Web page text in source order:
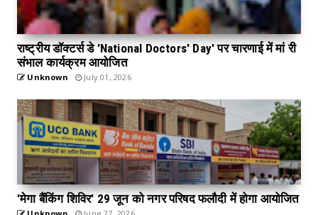
राष्ट्रीय डॉक्टर्स डे 'National Doctors' Day' पर चारणाई में मां री
संभाल कार्यक्रम आयोजित
Unknown July 01, 2026
'मेगा बैंकिंग शिविर' 29 जून को नगर परिषद फलौदी में होगा आयोजित